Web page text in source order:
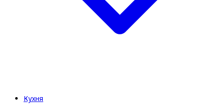
Кухня